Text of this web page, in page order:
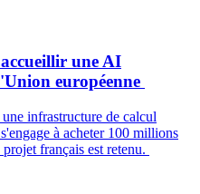
une AI
européenne
infrastructure de calcul
à acheter 100 millions
français est retenu.